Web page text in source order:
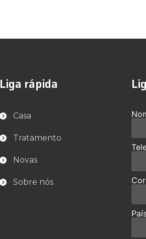
Liga rápida
Casa
Tratamento
Novas
Sobre nós